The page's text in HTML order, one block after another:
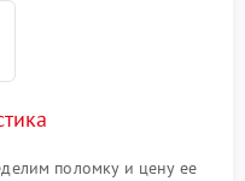
поломку и цену ее